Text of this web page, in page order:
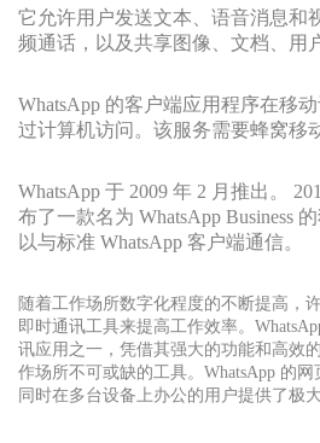
它允许用户发送文本、语音消息和
频通话，以及共享图像、文档、用
WhatsApp 的客户端应用程序在移
过计算机访问。该服务需要蜂窝移
WhatsApp 于 2009 年 2 月推出。
布了一款名为 WhatsApp Business
以与标准 WhatsApp 客户端通信。
随着工作场所数字化程度的不断提高，
即时通讯工具来提高工作效率。
讯应用之一，凭借其强大的功能和高效
作场所不可或缺的工具。WhatsApp 的网
同时在多台设备上办公的用户提供了极大